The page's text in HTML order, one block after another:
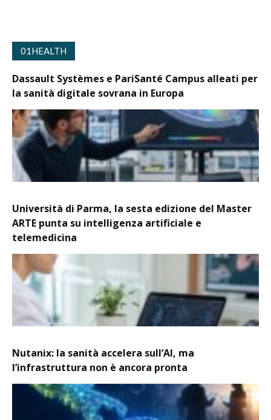
01HEALTH
Dassault Systèmes e PariSanté Campus alleati per
la sanità digitale sovrana in Europa
Università di Parma, la sesta edizione del Master
ARTE punta su intelligenza artificiale e
telemedicina
Nutanix: la sanità accelera sull’AI, ma
l’infrastruttura non è ancora pronta